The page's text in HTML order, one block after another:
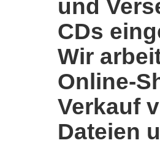
und
CDs
Wir
Online-
Verkauf
Dateien